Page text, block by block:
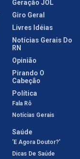
Geração JOL
Giro Geral
Livres Idéias
Notícias Gerais Do
RN
Opinião
Pirando O
Cabeção
Política
Fala Rô
Notícias Gerais
Saúde
'E Agora Doutor?'
Dicas De Saúde